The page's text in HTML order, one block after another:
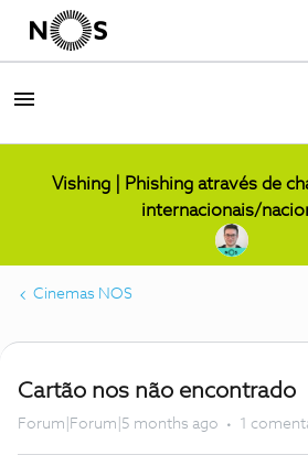
Vishing | Phishing através de
internacionais/
Cinemas NOS
Cartão nos não encontrado
Forum|Forum|5 months ago 1